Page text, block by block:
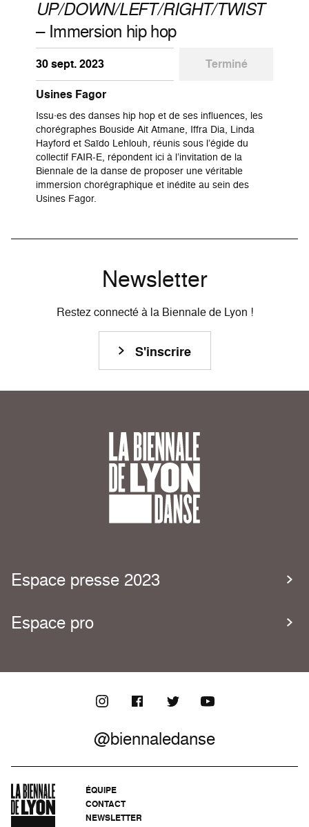
UP/DOWN/LEFT/RIGHT/TWIST
– Immersion hip hop
30 sept. 2023
Terminé
Usines Fagor
Issu·es des danses hip hop et de ses influences, les
chorégraphes Bouside Ait Atmane, Iffra Dia, Linda
Hayford et Saïdo Lehlouh, réunis sous l’égide du
collectif FAIR-E, répondent ici à l’invitation de la
Biennale de la danse de proposer une véritable
immersion chorégraphique et inédite au sein des
Usines Fagor.
Newsletter
Restez connecté à la Biennale de Lyon !
S'inscrire
Espace presse 2023
Espace pro
@biennaledanse
ÉQUIPE
CONTACT
NEWSLETTER